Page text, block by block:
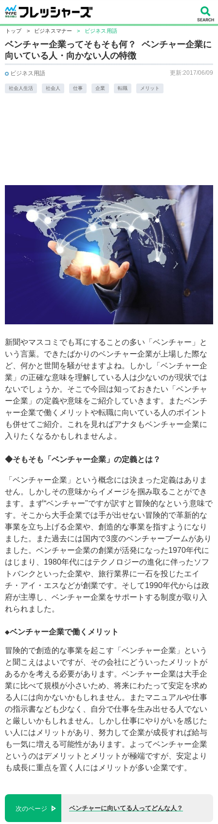
トップ > ビジネスマナー > ビジネス用語
ベンチャー企業ってそもそも何？ ベンチャー企業に
向いている人・向かない人の特徴
ビジネス用語 更新:2017/06/09
社会人生活 社会人 仕事 企業 転職 メリット
新聞やマスコミでも耳にすることの多い「ベンチャー」と
いう言葉。できたばかりのベンチャー企業が上場した際な
ど、何かと世間を騒がせますよね。しかし「ベンチャー企
業」の正確な意味を理解している人は少ないのが現状では
ないでしょうか。そこで今回は知っておきたい「ベンチャ
ー企業」の定義や意味をご紹介していきます。またベンチ
ャー企業で働くメリットや転職に向いている人のポイント
も併せてご紹介。これを見ればアナタもベンチャー企業に
入りたくなるかもしれませんよ。
◆そもそも「ベンチャー企業」の定義とは？
「ベンチャー企業」という概念には決まった定義はありま
せん。しかしその意味からイメージを掴み取ることができ
ます。まず“ベンチャー"ですが訳すと冒険的なという意味で
す。そこから大手企業では手が出せない冒険的で革新的な
事業を立ち上げる企業や、創造的な事業を指すようになり
ました。また過去には国内で3度のベンチャーブームがあり
ました。ベンチャー企業の創業が活発になった1970年代に
はじまり、1980年代にはテクノロジーの進化に伴ったソフ
トバンクといった企業や、旅行業界に一石を投じたエイ
チ・アイ・エスなどが創業です。そして1990年代からは政
府が主導し、ベンチャー企業をサポートする制度が取り入
れられました。
◆ベンチャー企業で働くメリット
冒険的で創造的な事業を起こす「ベンチャー企業」という
と聞こえはよいですが、その会社にどういったメリットが
あるかを考える必要があります。ベンチャー企業は大手企
業に比べて規模が小さいため、将来にわたって安定を求め
る人には向かないかもしれません。またマニュアルや仕事
の指示書なども少なく、自分で仕事を生み出せる人でない
と厳しいかもしれません。しかし仕事にやりがいを感じた
い人にはメリットがあり、努力して企業が成長すれば給与
も一気に増える可能性があります。よってベンチャー企業
というのはデメリットとメリットが極端ですが、安定より
も成長に重点を置く人にはメリットが多い企業です。
次のページ ベンチャーに向いてる人ってどんな人？